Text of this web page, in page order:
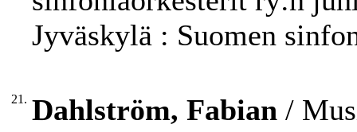
Jyväskylä : Suomen
21. Dahlström, Fabian /